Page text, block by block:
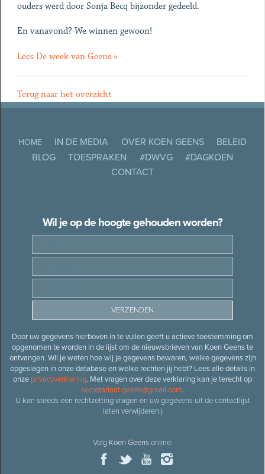
ouders werd door Sonja Becq bijzonder gedeeld.
En vanavond? We winnen gewoon!
Lees De week van Geens »
Terug naar het overzicht
HOME IN DE MEDIA OVER KOEN GEENS
BELEID
BLOG
TOESPRAKEN #DWVG
#DAGKOEN
CONTACT
Wil je op de hoogte gehouden worden?
Door uw gegevens hierboven in te vullen geeft u actieve toestemming om
opgenomen te worden in de lijst om de nieuwsbrieven van Koen Geens te
ontvangen. Wil je weten hoe wij je gegevens bewaren, welke gegevens zijn
opgeslagen in onze database en welke rechten jij hebt? Lees alle details in
onze privacyverklaring. Met vragen over deze verklaring kan je terecht op
secretariaat.geens@gmail.com.
U kan steeds een rechtzetting vragen en uw gegevens uit de contactlijst
laten verwijderen.)
Volg Koen Geensonline: